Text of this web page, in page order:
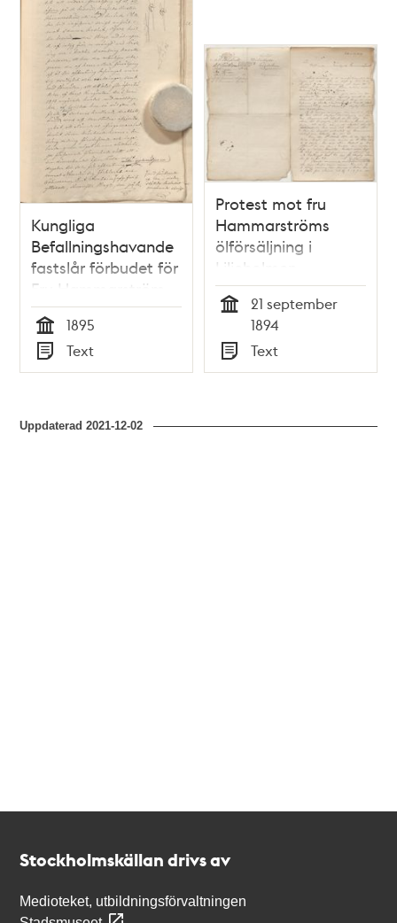
Kungliga
Befallningshavande
fastslår förbudet för
Fru Hammarström
att sälja öl
Tid
1895
Typ
Text
Protest mot fru
Hammarströms
ölförsäljning i
Liljeholmen
21 september
1894
Typ
Text
Uppdaterad2021-12-02
Stockholmskällan drivs av
Medioteket, utbildningsförvaltningen